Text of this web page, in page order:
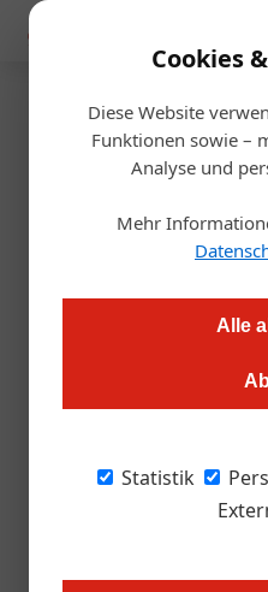
Cookies
Diese Website
Funktionen sowie –
Analyse und
Mehr
Alle
Statistik
Artikel von